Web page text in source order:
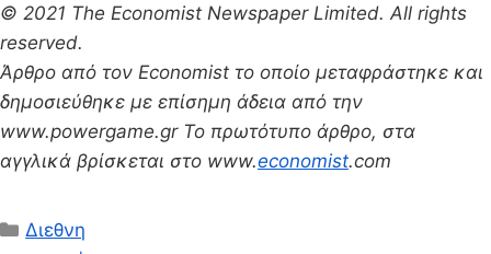
© 2021 The Economist Newspaper Limited. All rights
reserved.
Άρθρο από τον Economist το οποίο μεταφράστηκε και
δημοσιεύθηκε με επίσημη άδεια από την
www.powergame.gr Το πρωτότυπο άρθρο, στα
αγγλικά βρίσκεται στο www.economist.com
Κατηγορίες
Διεθνη